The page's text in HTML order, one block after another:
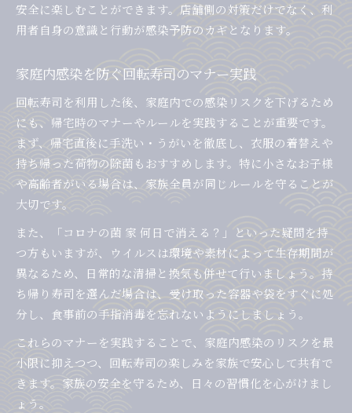
安全に楽しむことができます。店舗側の対策だけでなく、利
用者自身の意識と行動が感染予防のカギとなります。
家庭内感染を防ぐ回転寿司のマナー実践
回転寿司を利用した後、家庭内での感染リスクを下げるため
にも、帰宅時のマナーやルールを実践することが重要です。
まず、帰宅直後に手洗い・うがいを徹底し、衣服の着替えや
持ち帰った荷物の除菌もおすすめします。特に小さなお子様
や高齢者がいる場合は、家族全員が同じルールを守ることが
大切です。
また、「コロナの菌 家 何日で消える？」といった疑問を持
つ方もいますが、ウイルスは環境や素材によって生存期間が
異なるため、日常的な清掃と換気も併せて行いましょう。持
ち帰り寿司を選んだ場合は、受け取った容器や袋をすぐに処
分し、食事前の手指消毒を忘れないようにしましょう。
これらのマナーを実践することで、家庭内感染のリスクを最
小限に抑えつつ、回転寿司の楽しみを家族で安心して共有で
きます。家族の安全を守るため、日々の習慣化を心がけまし
ょう。